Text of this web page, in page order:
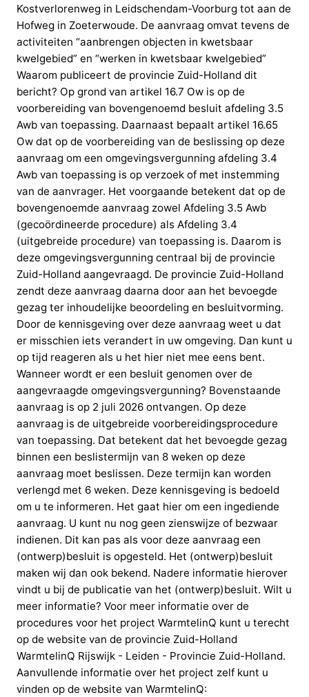
Kostverlorenweg in Leidschendam-Voorburg tot aan de
Hofweg in Zoeterwoude. De aanvraag omvat tevens de
activiteiten “aanbrengen objecten in kwetsbaar
kwelgebied” en “werken in kwetsbaar kwelgebied”
Waarom publiceert de provincie Zuid-Holland dit
bericht? Op grond van artikel 16.7 Ow is op de
voorbereiding van bovengenoemd besluit afdeling 3.5
Awb van toepassing. Daarnaast bepaalt artikel 16.65
Ow dat op de voorbereiding van de beslissing op deze
aanvraag om een omgevingsvergunning afdeling 3.4
Awb van toepassing is op verzoek of met instemming
van de aanvrager. Het voorgaande betekent dat op de
bovengenoemde aanvraag zowel Afdeling 3.5 Awb
(gecoördineerde procedure) als Afdeling 3.4
(uitgebreide procedure) van toepassing is. Daarom is
deze omgevingsvergunning centraal bij de provincie
Zuid-Holland aangevraagd. De provincie Zuid-Holland
zendt deze aanvraag daarna door aan het bevoegde
gezag ter inhoudelijke beoordeling en besluitvorming.
Door de kennisgeving over deze aanvraag weet u dat
er misschien iets verandert in uw omgeving. Dan kunt u
op tijd reageren als u het hier niet mee eens bent.
Wanneer wordt er een besluit genomen over de
aangevraagde omgevingsvergunning? Bovenstaande
aanvraag is op 2 juli 2026 ontvangen. Op deze
aanvraag is de uitgebreide voorbereidingsprocedure
van toepassing. Dat betekent dat het bevoegde gezag
binnen een beslistermijn van 8 weken op deze
aanvraag moet beslissen. Deze termijn kan worden
verlengd met 6 weken. Deze kennisgeving is bedoeld
om u te informeren. Het gaat hier om een ingediende
aanvraag. U kunt nu nog geen zienswijze of bezwaar
indienen. Dit kan pas als voor deze aanvraag een
(ontwerp)besluit is opgesteld. Het (ontwerp)besluit
maken wij dan ook bekend. Nadere informatie hierover
vindt u bij de publicatie van het (ontwerp)besluit. Wilt u
meer informatie? Voor meer informatie over de
procedures voor het project WarmtelinQ kunt u terecht
op de website van de provincie Zuid-Holland
WarmtelinQ Rijswijk - Leiden - Provincie Zuid-Holland.
Aanvullende informatie over het project zelf kunt u
vinden op de website van WarmtelinQ: